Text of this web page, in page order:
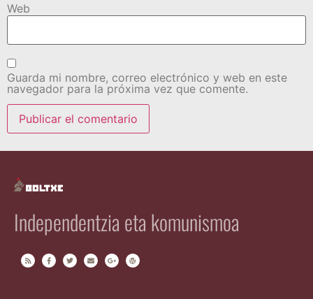
Web
Guarda mi nombre, correo electrónico y web en este
navegador para la próxima vez que comente.
Independentzia eta komunismoa